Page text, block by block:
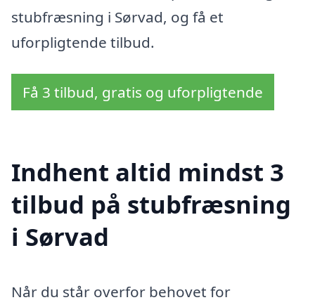
stubfræsning i Sørvad, og få et
uforpligtende tilbud.
Få 3 tilbud, gratis og uforpligtende
Indhent altid mindst 3
tilbud på stubfræsning
i Sørvad
Når du står overfor behovet for